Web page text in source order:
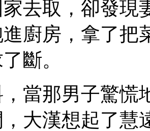
去取，卻發現
廚房，拿了把
斷。
那男子驚慌
大漢想起了慧